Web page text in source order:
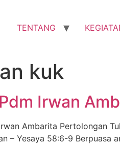
TENTANG
kuk
Irwan
Ambarita Pertolongan
– Yesaya 58:6-9